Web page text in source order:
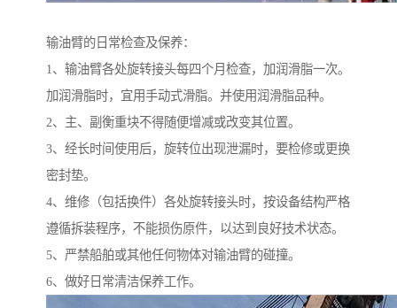
输油臂的日常检查及保养：
1、输油臂各处旋转接头每四个月检查，加润滑脂一次。
加润滑脂时，宜用手动式滑脂。并使用润滑脂品种。
2、主、副衡重块不得随便增减或改变其位置。
3、经长时间使用后，旋转位出现泄漏时，要检修或更换
密封垫。
4、维修（包括换件）各处旋转接头时，按设备结构严格
遵循拆装程序，不能损伤原件，以达到良好技术状态。
5、严禁船舶或其他任何物体对输油臂的碰撞。
6、做好日常清洁保养工作。